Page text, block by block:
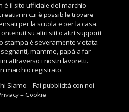
è il sito ufficiale del marchio
in cui è possibile trovare
per la scuola e per la casa.
su altri siti o altri supporti
stampa è severamente vietata.
mamme, papà a far
attraverso i nostri lavoretti.
marchio registrato.
Siamo –Fai pubblicità con noi –
–Cookie